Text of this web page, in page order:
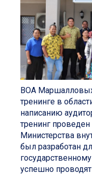
ВОА
тренинге в
написанию
тренинг
Министерства
был разработан
успешно